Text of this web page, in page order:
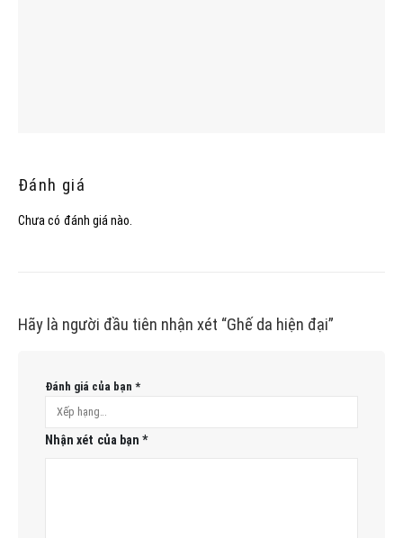
Đánh giá
Chưa có đánh giá nào.
Hãy là người đầu tiên nhận xét “Ghế da hiện đại”
Đánh giá của bạn *
Nhận xét của bạn*